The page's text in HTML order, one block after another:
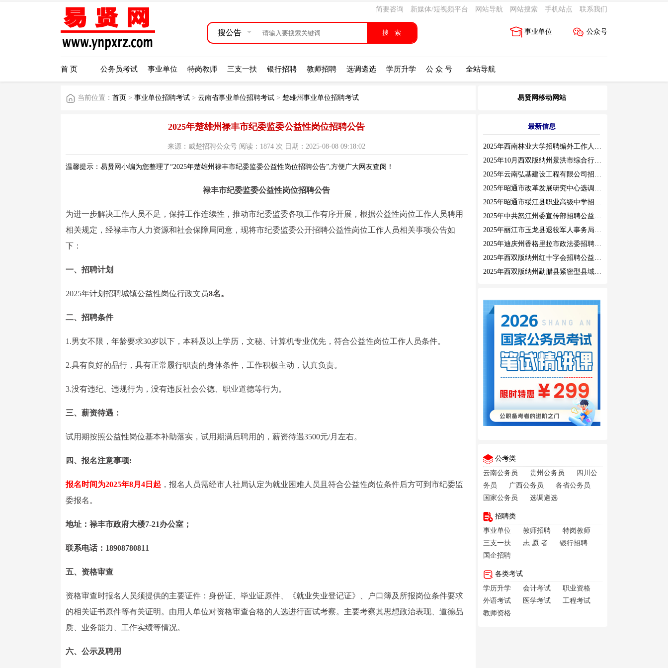
简要咨询 新媒体/短视频平台 网站导航 网站搜索 手机站点 联系我们
搜公告 公众号
事业单位
首 页 公务员考试 事业单位 特岗教师 三支一扶 银行招聘 教师招聘 选调遴选 学历升学 公 众 号 全站导航
当前位置： 首页 > 事业单位招聘考试 > 云南省事业单位招聘考试 > 楚雄州事业单位招聘考试
2025年楚雄州禄丰市纪委监委公益性岗位招聘公告
来源：威楚招聘公众号 阅读：1874 次 日期：2025-08-08 09:18:02
温馨提示：易贤网小编为您整理了“2025年楚雄州禄丰市纪委监委公益性岗位招聘公告”,方便广大网友查阅！
禄丰市纪委监委公益性岗位招聘公告
为进一步解决工作人员不足，保持工作连续性，推动市纪委监委各项工作有序开展，根据公益性岗位工作人员聘用
相关规定，经禄丰市人力资源和社会保障局同意，现将市纪委监委公开招聘公益性岗位工作人员相关事项公告如
下：
一、招聘计划
2025年计划招聘城镇公益性岗位行政文员8名。
二、招聘条件
1.男女不限，年龄要求30岁以下，本科及以上学历，文秘、计算机专业优先，符合公益性岗位工作人员条件。
2.具有良好的品行，具有正常履行职责的身体条件，工作积极主动，认真负责。
3.没有违纪、违规行为，没有违反社会公德、职业道德等行为。
三、薪资待遇：
试用期按照公益性岗位基本补助落实，试用期满后聘用的，薪资待遇3500元/月左右。
四、报名注意事项:
报名时间为2025年8月4日起 ，报名人员需经市人社局认定为就业困难人员且符合公益性岗位条件后方可到市纪委监
委报名。
地址：禄丰市政府大楼7-21办公室；
联系电话：18908780811
五、资格审查
资格审查时报名人员须提供的主要证件：身份证、毕业证原件、《就业失业登记证》、户口簿及所报岗位条件要求
的相关证书原件等有关证明。由用人单位对资格审查合格的人选进行面试考察。主要考察其思想政治表现、道德品
质、业务能力、工作实绩等情况。
六、公示及聘用
易贤网移动网站
最新信息
2025年西南林业大学招聘编外工作人员公告（三）
2025年10月西双版纳州景洪市综合行政执法局招聘人员公告
2025年云南弘基建设工程有限公司招聘公告
2025年昭通市改革发展研究中心选调工作人员职业素质测评通告
2025年昭通市绥江县职业高级中学招聘编外紧缺临聘数学教师公告
2025年中共怒江州委宣传部招聘公益性岗位公告
2025年丽江市玉龙县退役军人事务局公益性岗位招聘公告
2025年迪庆州香格里拉市政法委招聘公益性岗位公告
2025年西双版纳州红十字会招聘公益性岗位人员公告
2025年西双版纳州勐腊县紧密型县域医共体招聘编外人员公告
公考类
云南公务员
贵州公务员
四川公
务员
广西公务员
各省公务员
国家公务员
选调遴选
招聘类
事业单位
教师招聘
特岗教师
三支一扶
志 愿 者
银行招聘
国企招聘
各类考试
学历升学
会计考试
职业资格
外语考试
医学考试
工程考试
教师资格